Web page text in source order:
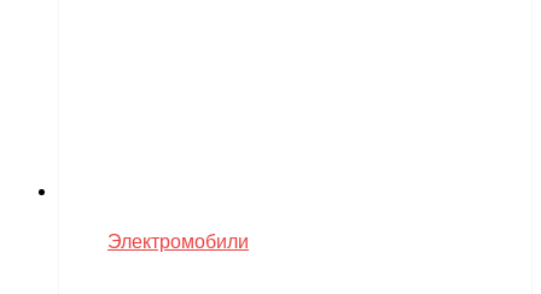
Электромобили